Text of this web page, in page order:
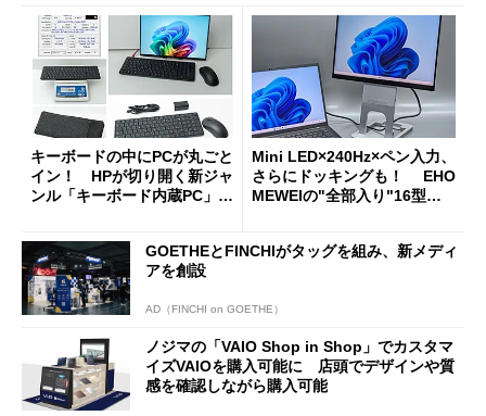
キーボードの中にPCが丸ごと
イン！ HPが切り開く新ジャ
ンル「キーボード内蔵PC」の
Mini LED×240Hz×ペン入力、
さらにドッキングも！ EHO
MEWEIの"全部入り"16型モ
GOETHEとFINCHIがタッグを組み、新メディ
アを創設
AD（FINCHI on GOETHE）
ノジマの「VAIO Shop in Shop」でカスタマ
イズVAIOを購入可能に 店頭でデザインや質
感を確認しながら購入可能